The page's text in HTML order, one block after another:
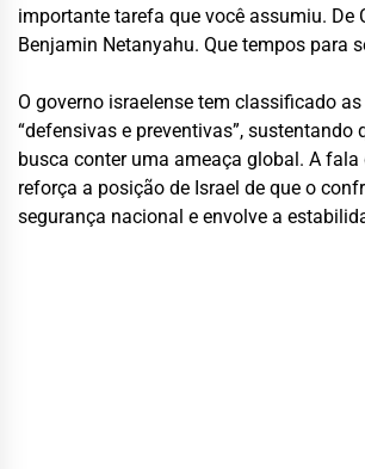
importante tarefa que você assumiu. De
Benjamin Netanyahu. Que tempos para
O governo israelense tem classificado
“defensivas e preventivas”, sustentando
busca conter uma ameaça global. A fala
reforça a posição de Israel de que o
segurança nacional e envolve a